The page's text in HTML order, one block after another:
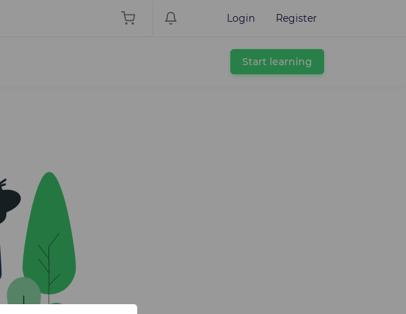
Login Register
Start learning